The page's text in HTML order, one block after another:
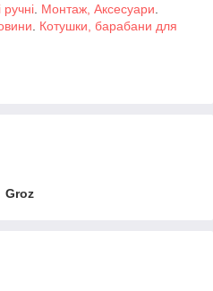
Монтаж, Аксесуари
Котушки, барабани для
Groz